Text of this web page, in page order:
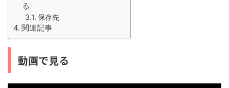
る
保存先
関連記事
動画で見る